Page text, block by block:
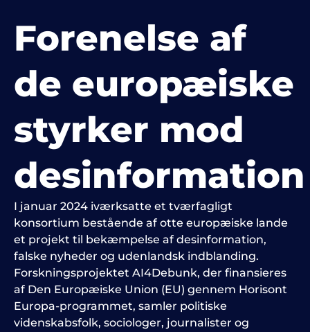
Forenelse af
de europæiske
styrker mod
desinformation
I januar 2024 iværksatte et tværfagligt
konsortium bestående af otte europæiske lande
et projekt til bekæmpelse af desinformation,
falske nyheder og udenlandsk indblanding.
Forskningsprojektet AI4Debunk, der finansieres
af Den Europæiske Union (EU) gennem Horisont
Europa-programmet, samler politiske
videnskabsfolk, sociologer, journalister og